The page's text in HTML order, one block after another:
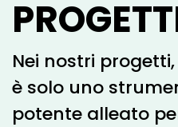
Nei nostri
è solo uno
potente alleato